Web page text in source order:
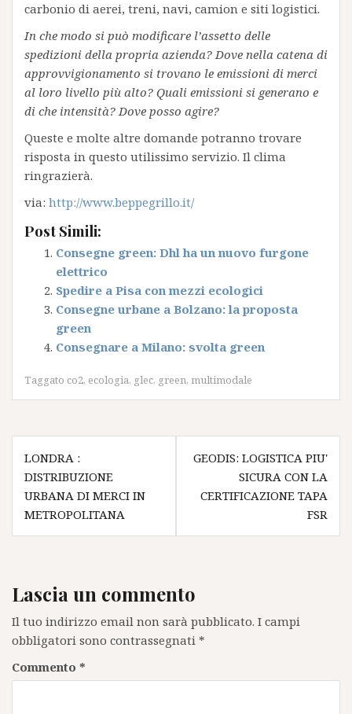
carbonio di aerei, treni, navi, camion e siti logistici.
In che modo si può modificare l’assetto delle
spedizioni della propria azienda? Dove nella catena di
approvvigionamento si trovano le emissioni di merci
al loro livello più alto? Quali emissioni si generano e
di che intensità? Dove posso agire?
Queste e molte altre domande potranno trovare
risposta in questo utilissimo servizio. Il clima
ringrazierà.
via: http://www.beppegrillo.it/
Post Simili:
Consegne green: Dhl ha un nuovo furgone
elettrico
Spedire a Pisa con mezzi ecologici
Consegne urbane a Bolzano: la proposta
green
Consegnare a Milano: svolta green
Taggato co2, ecologia, glec, green, multimodale
Navigazione
articoli
LONDRA :
DISTRIBUZIONE
URBANA DI MERCI IN
METROPOLITANA
GEODIS: LOGISTICA PIU'
SICURA CON LA
CERTIFICAZIONE TAPA
FSR
Lascia un commento
Il tuo indirizzo email non sarà pubblicato. I campi
obbligatori sono contrassegnati *
Commento *